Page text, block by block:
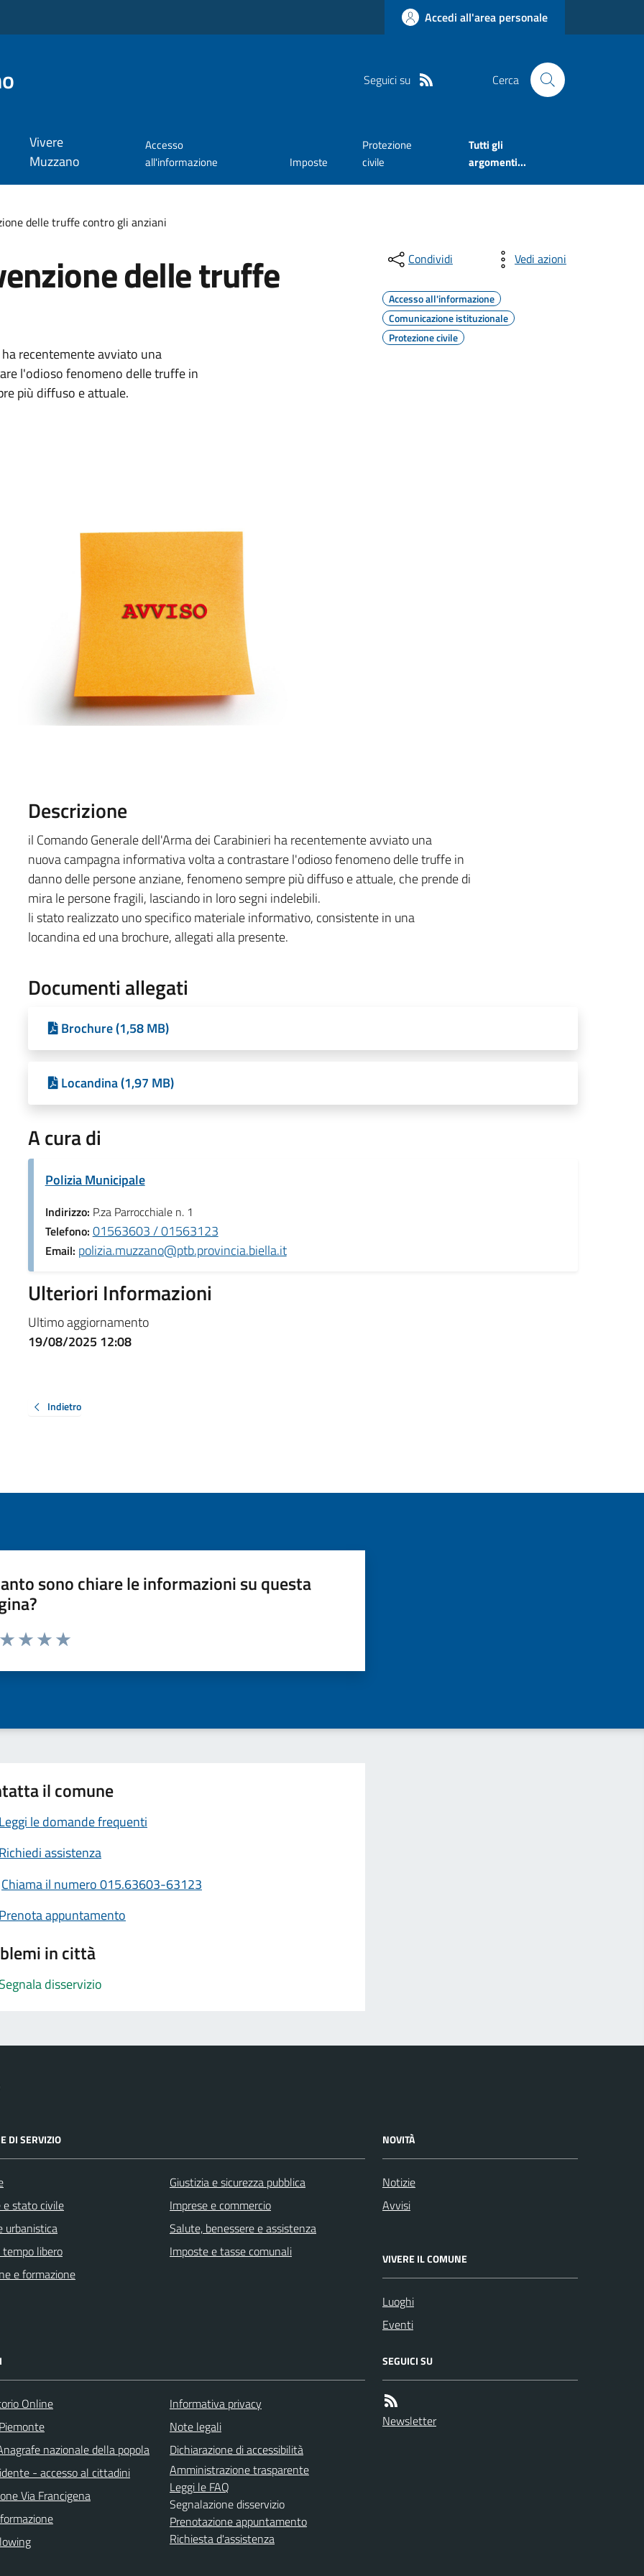
Accedi all'area personale
Seguici su Cerca
Vivere
Muzzano
Accesso
all'informazione
Imposte
Protezione
civile
Tutti gli
argomenti...
delle truffe contro gli anziani
delle truffe
recentemente avviato una
l'odioso fenomeno delle truffe in
più diffuso e attuale.
Condividi Vedi azioni
Accesso all'informazione
Comunicazione istituzionale
Protezione civile
Descrizione
il Comando Generale dell'Arma dei Carabinieri ha recentemente avviato una
nuova campagna informativa volta a contrastare l'odioso fenomeno delle truffe in
danno delle persone anziane, fenomeno sempre più diffuso e attuale, che prende di
mira le persone fragili, lasciando in loro segni indelebili.
li stato realizzato uno specifico materiale informativo, consistente in una
locandina ed una brochure, allegati alla presente.
Documenti allegati
Brochure (1,58 MB)
Locandina (1,97 MB)
A cura di
Polizia Municipale
Indirizzo: P.za Parrocchiale n. 1
Telefono: 01563603 / 01563123
Email: polizia.muzzano@ptb.provincia.biella.it
Ulteriori Informazioni
Ultimo aggiornamento
19/08/2025 12:08
Indietro
sono chiare le informazioni su questa
da 1 a 5 stelle la pagina
il comune
Leggi le domande frequenti
Richiedi assistenza
Chiama il numero 015.63603-63123
Prenota appuntamento
in città
Segnala disservizio
DI SERVIZIO
e stato civile
urbanistica
libero
e formazione
Giustizia e sicurezza pubblica
Imprese e commercio
Salute, benessere e assistenza
Imposte e tasse comunali
NOVITÀ
Notizie
Avvisi
VIVERE IL COMUNE
Luoghi
Eventi
Online
nazionale della popola
- accesso al cittadini
Via Francigena
Informativa privacy
Note legali
Dichiarazione di accessibilità
Amministrazione trasparente
Leggi le FAQ
Segnalazione disservizio
Prenotazione appuntamento
Richiesta d'assistenza
SEGUICI SU
Newsletter